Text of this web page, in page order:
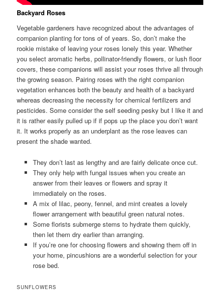
Backyard Roses
Vegetable gardeners have recognized about the advantages of
companion planting for tons of of years. So, don’t make the
rookie mistake of leaving your roses lonely this year. Whether
you select aromatic herbs, pollinator-friendly flowers, or lush floor
covers, these companions will assist your roses thrive all through
the growing season. Pairing roses with the right companion
vegetation enhances both the beauty and health of a backyard
whereas decreasing the necessity for chemical fertilizers and
pesticides. Some consider the self seeding pesky but I like it and
it is rather easily pulled up if if pops up the place you don’t want
it. It works properly as an underplant as the rose leaves can
present the shade wanted.
They don’t last as lengthy and are fairly delicate once cut.
They only help with fungal issues when you create an
answer from their leaves or flowers and spray it
immediately on the roses.
A mix of lilac, peony, fennel, and mint creates a lovely
flower arrangement with beautiful green natural notes.
Some florists submerge stems to hydrate them quickly,
then let them dry earlier than arranging.
If you’re one for choosing flowers and showing them off in
your home, pincushions are a wonderful selection for your
rose bed.
SUNFLOWERS